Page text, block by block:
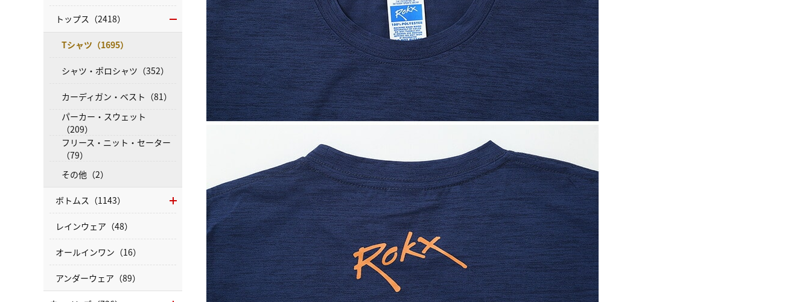
トップス（2418）
Tシャツ（1695）
シャツ・ポロシャツ（352）
カーディガン・ベスト（81）
パーカー・スウェット
（209）
フリース・ニット・セーター
（79）
その他（2）
ボトムス（1143）
レインウェア（48）
オールインワン（16）
アンダーウェア（89）